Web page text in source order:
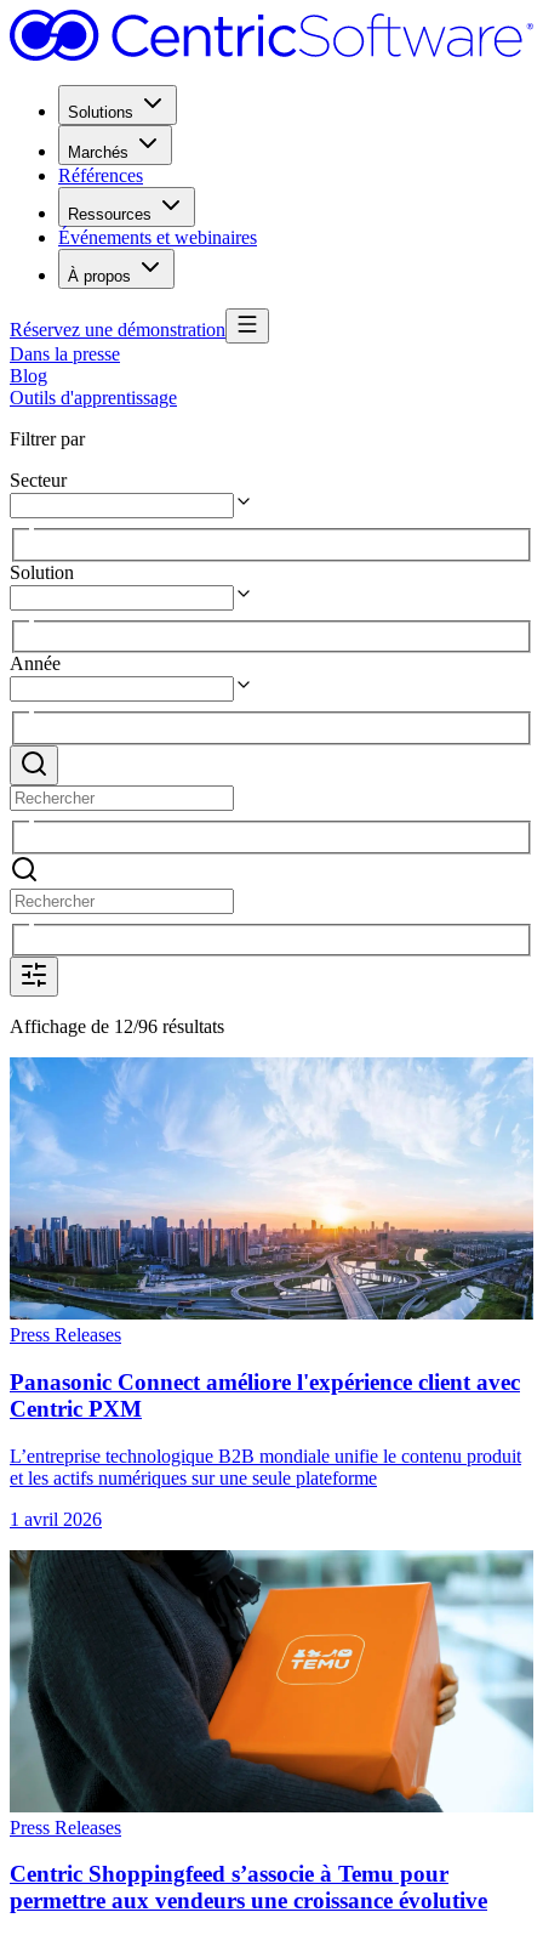
Solutions
Marchés
Références
Ressources
Événements et webinaires
À propos
Réservez une démonstration
Dans la presse
Blog
Outils d'apprentissage
Filtrer par
Secteur
Solution
Année
Affichage de 12/96 résultats
Press Releases
Panasonic Connect améliore l'expérience client avec
Centric PXM
L’entreprise technologique B2B mondiale unifie le contenu produit
et les actifs numériques sur une seule plateforme
1 avril 2026
Press Releases
Centric Shoppingfeed s’associe à Temu pour
permettre aux vendeurs une croissance évolutive